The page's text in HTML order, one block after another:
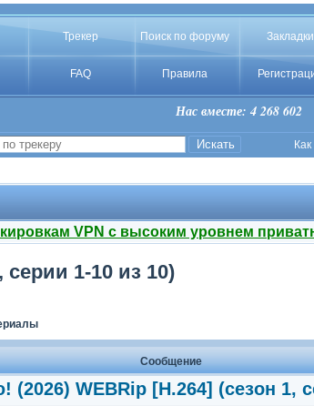
Трекер Поиск по форуму Закладки
FAQ Правила
Нас вместе: 4 268 602
VPN с высоким уровнем
1-10 из 10)
Сообщение
(2026) WEBRip [H.264] (сезон 1,